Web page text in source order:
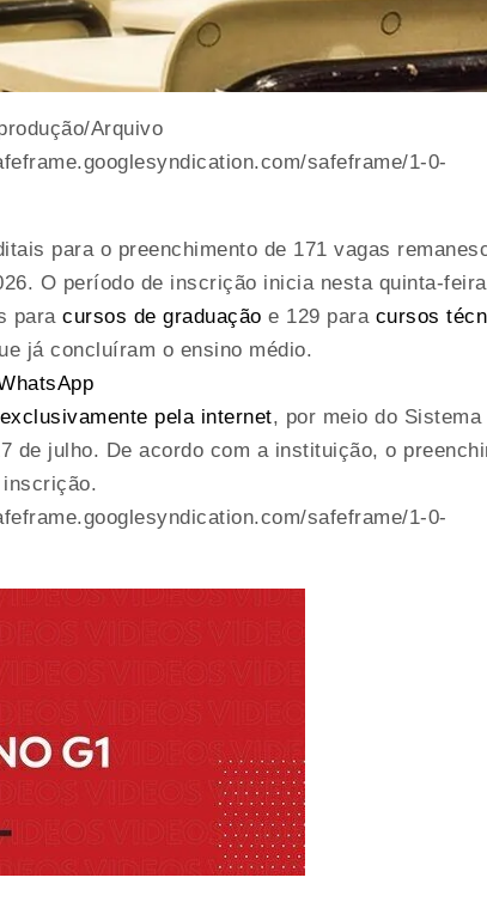
Arquivo
safeframe/1-0-
para o preenchimento de 171 vagas
O período de inscrição inicia nesta quinta-
para cursos de graduação e 129 para cursos
já concluíram o ensino médio.
pela internet, por meio do Sistema
de julho. De acordo com a instituição, o
safeframe/1-0-